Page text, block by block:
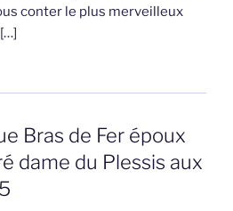
conter le plus merveilleux
Bras de Fer époux
dame du Plessis aux